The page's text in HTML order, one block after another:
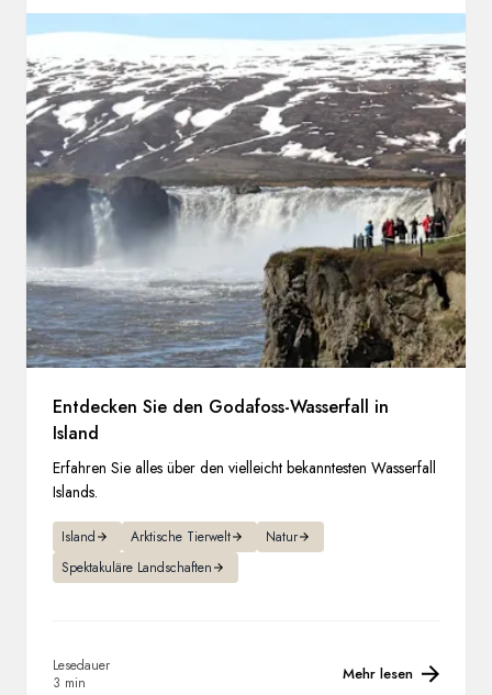
Entdecken Sie den Godafoss-Wasserfall in
Island
Erfahren Sie alles über den vielleicht bekanntesten Wasserfall
Islands.
Island Arktische Tierwelt
Natur
Spektakuläre Landschaften
Lesedauer
3 min
Mehr lesen